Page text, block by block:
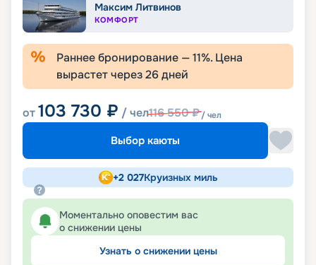
Максим Литвинов
КОМФОРТ
Раннее бронирование —11%. Цена
вырастет через26дней
от103 730 ₽ / чел116 550₽/ чел
Выбор каюты
+2 027Круизных миль
Моментально оповестим вас
о снижении цены
Узнать о снижении цены